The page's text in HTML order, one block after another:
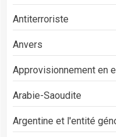
Antiterroriste
Anvers
Approvisionnement en
Arabie-Saoudite
Argentine et l'entité